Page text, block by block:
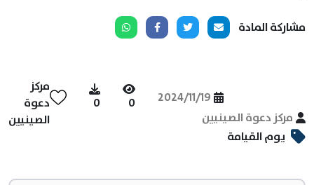
مشاركة المادة
مركز دعوة الصينيين
2024/11/19
0
0
مركز
دعوة
الصينيين
يوم القيامة